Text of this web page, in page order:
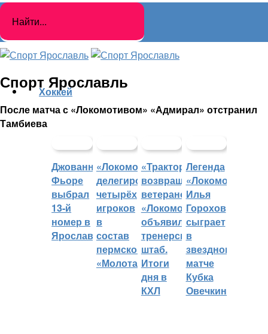
Спорт Ярославль
После матча с «Локомотивом» «Адмирал» отстранил
Тамбиева
Хоккей
Джованни
Фьоре
выбрал
13-й
номер в
Ярославле
«Локомотив»
делегировал
четырёх
игроков
в
состав
пермского
«Молота»
«Трактор»
возвращает
ветеранов,
«Локомотив»
объявил
тренерский
штаб.
Итоги
дня в
КХЛ
Легенда
«Локомотива»
Илья
Горохов
сыграет
в
звездном
матче
Кубка
Овечкина